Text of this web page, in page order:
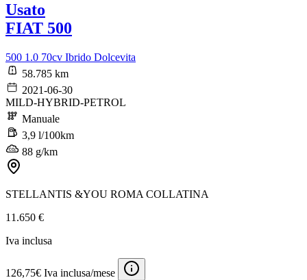
Usato
FIAT 500
500 1.0 70cv Ibrido Dolcevita
58.785 km
2021-06-30
MILD-HYBRID-PETROL
Manuale
3,9 l/100km
88 g/km
STELLANTIS &YOU ROMA COLLATINA
11.650 €
Iva inclusa
126,75€ Iva inclusa/mese